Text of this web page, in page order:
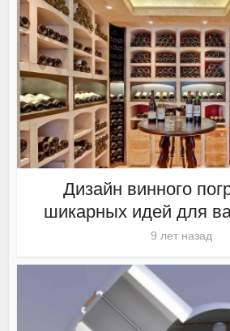
Дизайн винного
шикарных идей для
9 лет назад